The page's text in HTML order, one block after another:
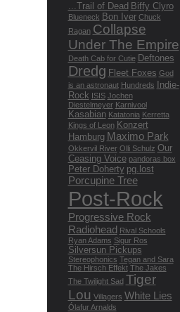
...Trail of Dead Biffy Clyro
Blueneck Bon Iver Chuck
Ragan Collapse
Under The Empire
Death Cab for Cutie Deftones
Dredg Fleet Foxes God
is an astronaut Hundreds
Indie-
Rock ISIS Jochen
Diestelmeyer Karnivool
Kasabian Katatonia Kerretta
Kings of Leon Konzert
Hamburg Maximo Park
Okkervil River Olli Schulz Our
Ceasing Voice pandoras.box
Peter Doherty pg.lost
Porcupine Tree
Post-Rock
Progressive Rock
Radiohead Rival Schools
Ryan Adams Sigur Ros
Silversun Pickups
Stereophonics Tegan and Sara
The Hirsch Effekt The Jakes
The Twilight Sad Tiger
Lou Villagers White Lies
Ólafur Arnalds